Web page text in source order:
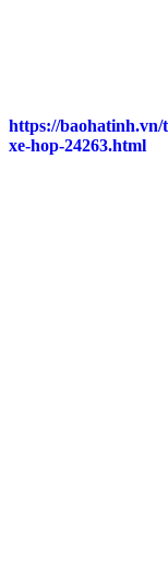
https://baohatinh.vn/
xe-hop-24263.html